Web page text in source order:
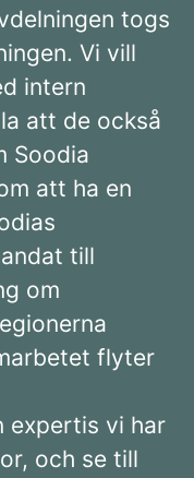
togs
Vi vill
intern
att de också
Soodia
att ha en
till
om
flyter
expertis vi har
och se till